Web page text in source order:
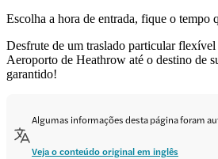
Escolha a hora de entrada, fique o tempo
Desfrute de um traslado particular
Aeroporto de Heathrow até o destino de
garantido!
Algumas informações desta página foram
Veja o conteúdo original em inglês